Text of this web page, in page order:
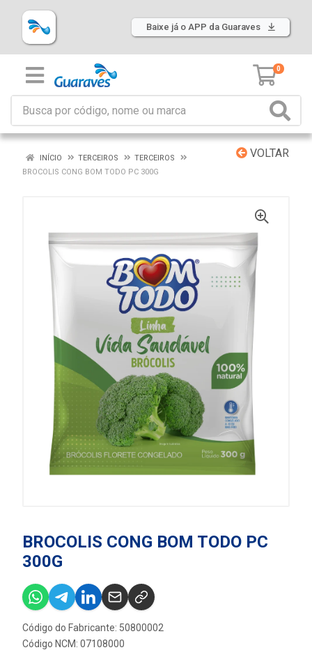
Baixe já o APP da Guaraves
0
VOLTAR
INÍCIO TERCEIROS
TERCEIROS
BROCOLIS CONG BOM TODO PC 300G
BROCOLIS CONG BOM TODO PC
300G
Código do Fabricante: 50800002
Código NCM: 07108000